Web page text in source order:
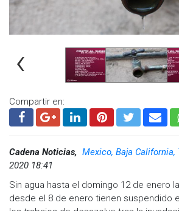
‹
Compartir en:
Cadena Noticias, Mexico, Baja California,
2020 18:41
Sin agua hasta el domingo 12 de enero
desde el 8 de enero tienen suspendido